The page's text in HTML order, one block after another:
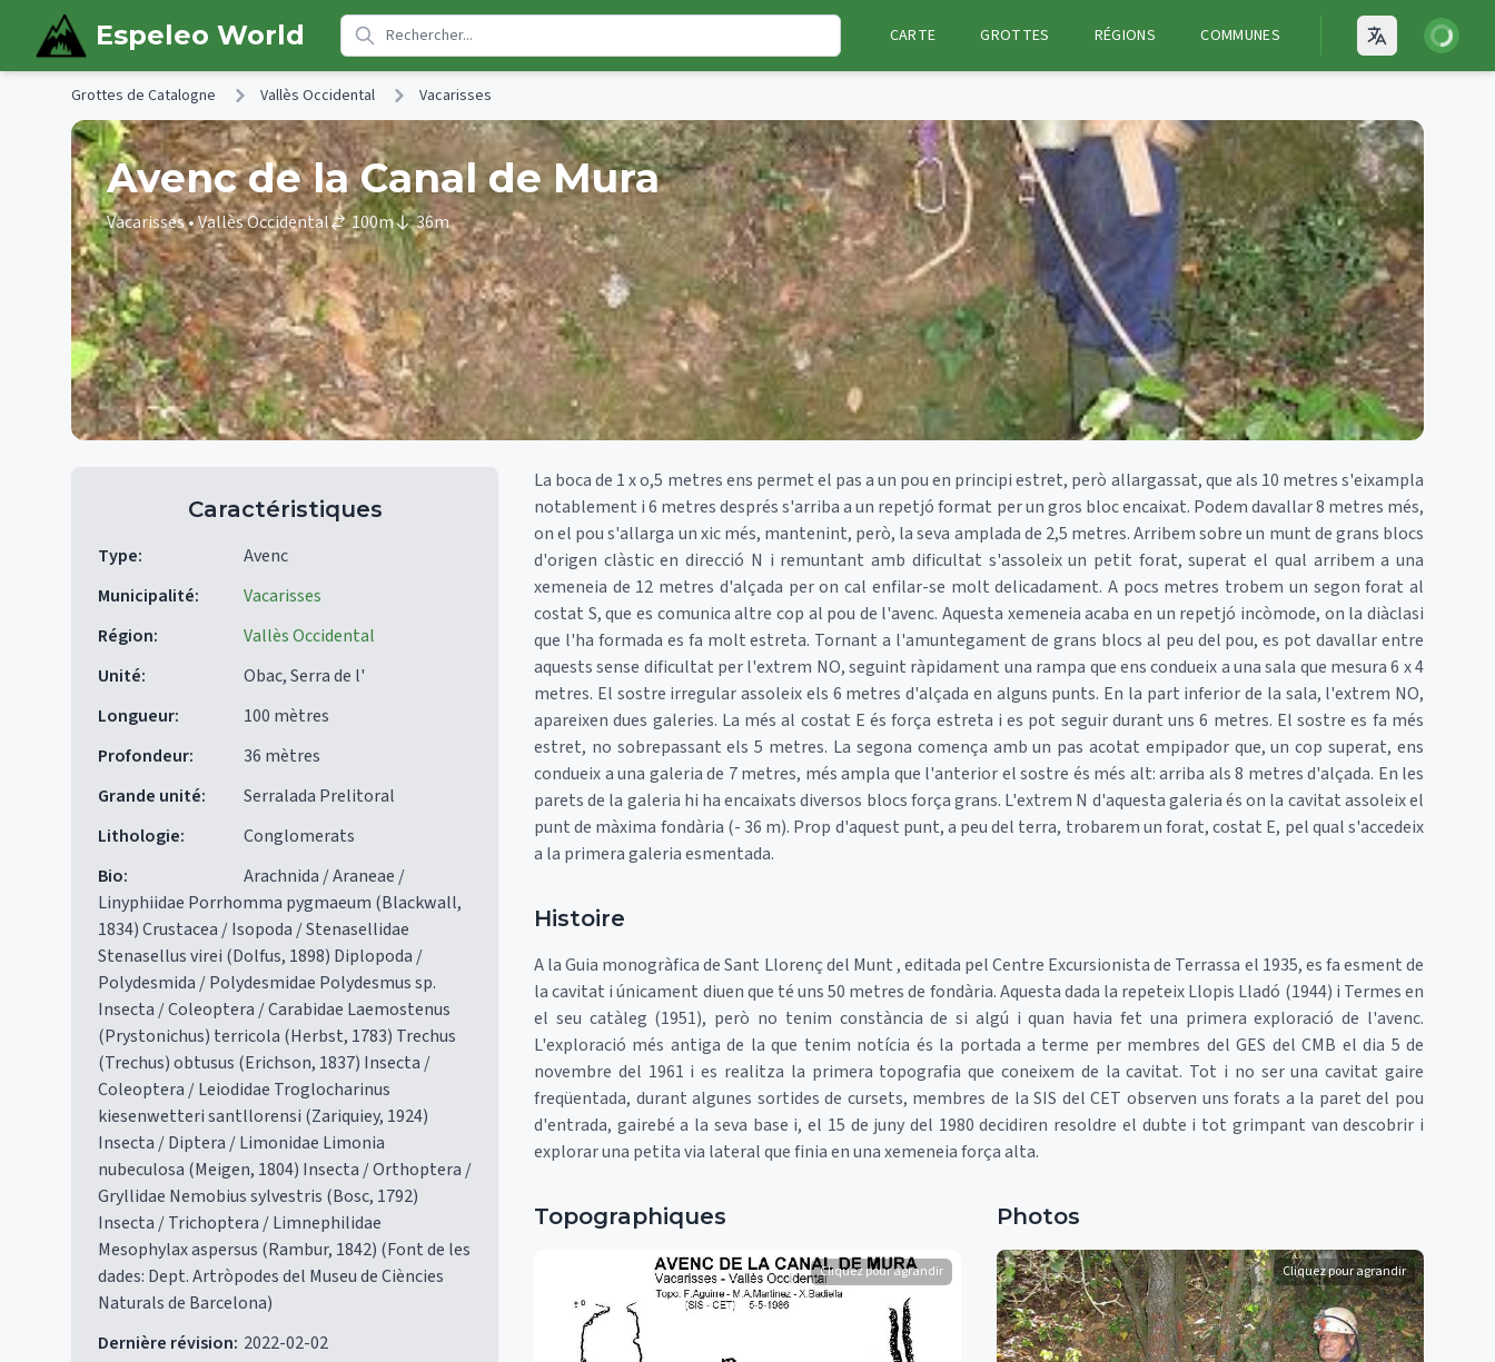
Skip to main content
Espeleo World CARTE GROTTES RÉGIONS COMMUNES Open
Connexion
Grottes de Catalogne Vallès Occidental Vacarisses
Avenc de la Canal de Mura
Vacarisses• Vallès Occidental 100m 36m
Caractéristiques
Type:
Avenc
Municipalité:
Vacarisses
Région:
Vallès Occidental
Unité:
Obac, Serra de l'
Longueur:
100 mètres
Profondeur:
36 mètres
Grande unité:
Serralada Prelitoral
Lithologie:
Conglomerats
Bio:
Arachnida / Araneae /
Linyphiidae Porrhomma pygmaeum (Blackwall,
1834) Crustacea / Isopoda / Stenasellidae
Stenasellus virei (Dolfus, 1898) Diplopoda /
Polydesmida / Polydesmidae Polydesmus sp.
Insecta / Coleoptera / Carabidae Laemostenus
(Prystonichus) terricola (Herbst, 1783) Trechus
(Trechus) obtusus (Erichson, 1837) Insecta /
Coleoptera / Leiodidae Troglocharinus
kiesenwetteri santllorensi (Zariquiey, 1924)
Insecta / Diptera / Limonidae Limonia
nubeculosa (Meigen, 1804) Insecta / Orthoptera /
Gryllidae Nemobius sylvestris (Bosc, 1792)
Insecta / Trichoptera / Limnephilidae
Mesophylax aspersus (Rambur, 1842) (Font de les
dades: Dept. Artròpodes del Museu de Ciències
Naturals de Barcelona)
Dernière révision: 2022-02-02
La boca de 1 x o,5 metres ens permet el pas a un pou en principi estret, però allargassat, que als 10 metres s'eixampla
notablement i 6 metres després s'arriba a un repetjó format per un gros bloc encaixat. Podem davallar 8 metres més,
on el pou s'allarga un xic més, mantenint, però, la seva amplada de 2,5 metres. Arribem sobre un munt de grans blocs
d'origen clàstic en direcció N i remuntant amb dificultat s'assoleix un petit forat, superat el qual arribem a una
xemeneia de 12 metres d'alçada per on cal enfilar-se molt delicadament. A pocs metres trobem un segon forat al
costat S, que es comunica altre cop al pou de l'avenc. Aquesta xemeneia acaba en un repetjó incòmode, on la diàclasi
que l'ha formada es fa molt estreta. Tornant a l'amuntegament de grans blocs al peu del pou, es pot davallar entre
aquests sense dificultat per l'extrem NO, seguint ràpidament una rampa que ens condueix a una sala que mesura 6 x 4
metres. El sostre irregular assoleix els 6 metres d'alçada en alguns punts. En la part inferior de la sala, l'extrem NO,
apareixen dues galeries. La més al costat E és força estreta i es pot seguir durant uns 6 metres. El sostre es fa més
estret, no sobrepassant els 5 metres. La segona comença amb un pas acotat empipador que, un cop superat, ens
condueix a una galeria de 7 metres, més ampla que l'anterior el sostre és més alt: arriba als 8 metres d'alçada. En les
parets de la galeria hi ha encaixats diversos blocs força grans. L'extrem N d'aquesta galeria és on la cavitat assoleix el
punt de màxima fondària (- 36 m). Prop d'aquest punt, a peu del terra, trobarem un forat, costat E, pel qual s'accedeix
a la primera galeria esmentada.
Histoire
A la Guia monogràfica de Sant Llorenç del Munt , editada pel Centre Excursionista de Terrassa el 1935, es fa esment de
la cavitat i únicament diuen que té uns 50 metres de fondària. Aquesta dada la repeteix Llopis Lladó (1944) i Termes en
el seu catàleg (1951), però no tenim constància de si algú i quan havia fet una primera exploració de l'avenc.
L'exploració més antiga de la que tenim notícia és la portada a terme per membres del GES del CMB el dia 5 de
novembre del 1961 i es realitza la primera topografia que coneixem de la cavitat. Tot i no ser una cavitat gaire
freqüentada, durant algunes sortides de cursets, membres de la SIS del CET observen uns forats a la paret del pou
d'entrada, gairebé a la seva base i, el 15 de juny del 1980 decidiren resoldre el dubte i tot grimpant van descobrir i
explorar una petita via lateral que finia en una xemeneia força alta.
Topographiques
Cliquez pour agrandir
Photos
Cliquez pour agrandir